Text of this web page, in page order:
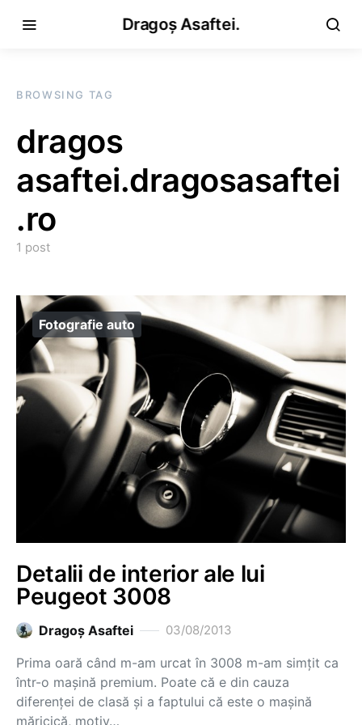
Dragoș Asaftei.
BROWSING TAG
dragos
asaftei.dragosasaftei
.ro
1 post
Fotografie auto
Detalii de interior ale lui
Peugeot 3008
Dragoş Asaftei 03/08/2013
Prima oară când m-am urcat în 3008 m-am simțit ca
într-o mașină premium. Poate că e din cauza
diferenței de clasă și a faptului că este o mașină
măricică, motiv…